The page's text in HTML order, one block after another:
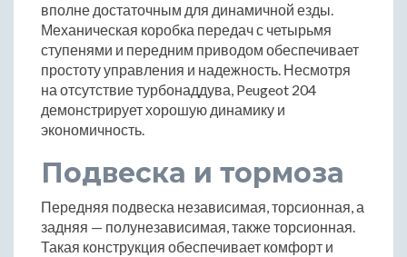
вполне достаточным для динамичной езды.
Механическая коробка передач с четырьмя
ступенями и передним приводом обеспечивает
простоту управления и надежность. Несмотря
на отсутствие турбонаддува, Peugeot 204
демонстрирует хорошую динамику и
экономичность.
Подвеска и тормоза
Передняя подвеска независимая, торсионная, а
задняя — полунезависимая, также торсионная.
Такая конструкция обеспечивает комфорт и